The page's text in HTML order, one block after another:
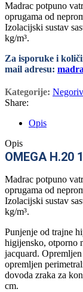
Madrac potpuno
oprugama od
Izolacijski sustav
kg/m³.
Za isporuke i
mail adresu:
Kategorije:
Share:
Opis
Opis
OMEGA H.20
Madrac potpuno
oprugama od
Izolacijski sustav
kg/m³.
Punjenje od trajne
higijensko, otporno
jacquard.
opremljen
dovoda zraka za
cm.